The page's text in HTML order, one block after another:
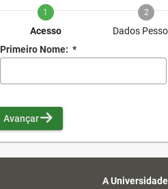
1
Acesso
2
Dados
Primeiro Nome: *
Avançar
A Universidade